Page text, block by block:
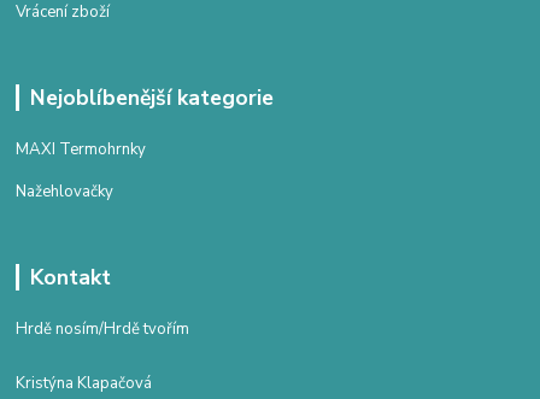
Vrácení zboží
Nejoblíbenější kategorie
MAXI Termohrnky
Nažehlovačky
Kontakt
Hrdě nosím/Hrdě tvořím
Kristýna Klapačová